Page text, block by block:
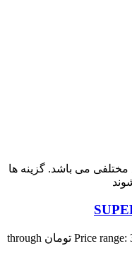
مختلفی می باشد. گزینه ها
Price range: 365,000 تومان through